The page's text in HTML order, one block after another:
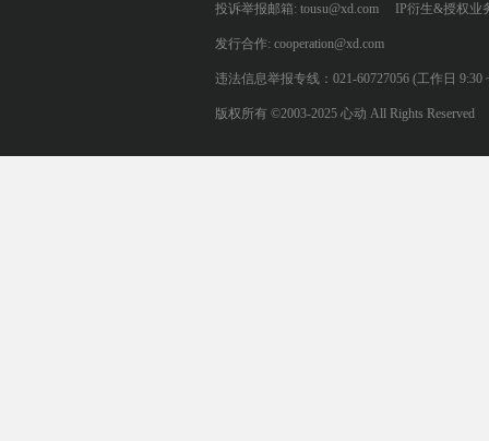
投诉举报邮箱: tousu@xd.com IP衍生&授权业
发行合作: cooperation@xd.com
违法信息举报专线：021-60727056 (工作日 9:30
版权所有 ©2003-2025 心动 All Rights Reserved